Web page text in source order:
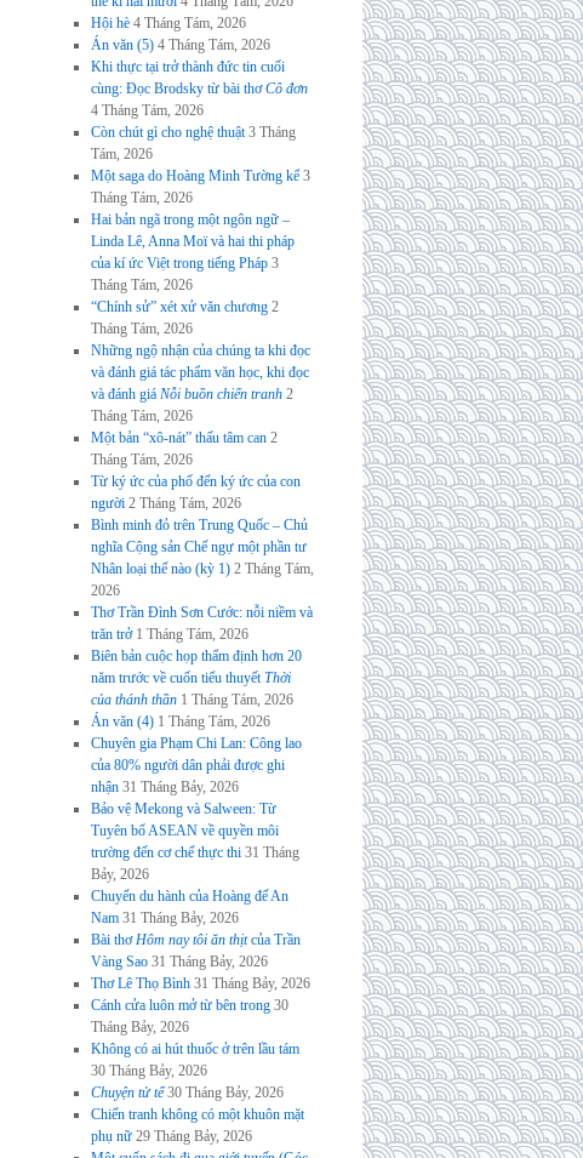
Hội hè 4 Tháng Tám, 2026
Án văn (5) 4 Tháng Tám, 2026
Khi thực tại trở thành đức tin cuối
cùng: Đọc Brodsky từ bài thơCô đơn
4 Tháng Tám, 2026
Còn chút gì cho nghệ thuật 3 Tháng
Tám, 2026
Một saga do Hoàng Minh Tường kể 3
Tháng Tám, 2026
Hai bản ngã trong một ngôn ngữ –
Linda Lê, Anna Moï và hai thi pháp
của kí ức Việt trong tiếng Pháp 3
Tháng Tám, 2026
“Chính sử” xét xử văn chương 2
Tháng Tám, 2026
Những ngộ nhận của chúng ta khi đọc
và đánh giá tác phẩm văn học, khi đọc
và đánh giá Nỗi buồn chiến tranh 2
Tháng Tám, 2026
Một bản “xô-nát” thấu tâm can 2
Tháng Tám, 2026
Từ ký ức của phố đến ký ức của con
người 2 Tháng Tám, 2026
Bình minh đỏ trên Trung Quốc – Chủ
nghĩa Cộng sản Chế ngự một phần tư
Nhân loại thế nào (kỳ 1) 2 Tháng Tám,
2026
Thơ Trần Đình Sơn Cước: nỗi niềm và
trăn trở 1 Tháng Tám, 2026
Biên bản cuộc họp thẩm định hơn 20
năm trước về cuốn tiểu thuyếtThời
của thánh thần 1 Tháng Tám, 2026
Án văn (4) 1 Tháng Tám, 2026
Chuyên gia Phạm Chi Lan: Công lao
của 80% người dân phải được ghi
nhận 31 Tháng Bảy, 2026
Bảo vệ Mekong và Salween: Từ
Tuyên bố ASEAN về quyền môi
trường đến cơ chế thực thi 31 Tháng
Bảy, 2026
Chuyến du hành của Hoàng đế An
Nam 31 Tháng Bảy, 2026
Bài thơHôm nay tôi ăn thịtcủa Trần
Vàng Sao 31 Tháng Bảy, 2026
Thơ Lê Thọ Bình 31 Tháng Bảy, 2026
Cánh cửa luôn mở từ bên trong 30
Tháng Bảy, 2026
Không có ai hút thuốc ở trên lầu tám
30 Tháng Bảy, 2026
Chuyện tử tế 30 Tháng Bảy, 2026
Chiến tranh không có một khuôn mặt
phụ nữ 29 Tháng Bảy, 2026